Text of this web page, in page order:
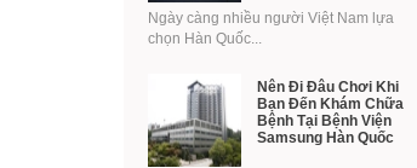
Ngày càng nhiều người Việt Nam lựa
chọn Hàn Quốc...
Nên Đi Đâu Chơi Khi
Bạn Đến Khám Chữa
Bệnh Tại Bệnh Viện
Samsung Hàn Quốc